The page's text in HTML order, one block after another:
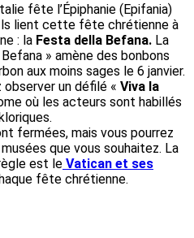
fête l’Épiphanie (Epifania)
lient cette fête chrétienne à
: la Festa della Befana. La
» amène des bonbons
aux moins sages le 6 janvier.
observer un défilé « Viva la
où les acteurs sont habillés
fermées, mais vous pourrez
que vous souhaitez. La
est le Vatican et ses
fête chrétienne.